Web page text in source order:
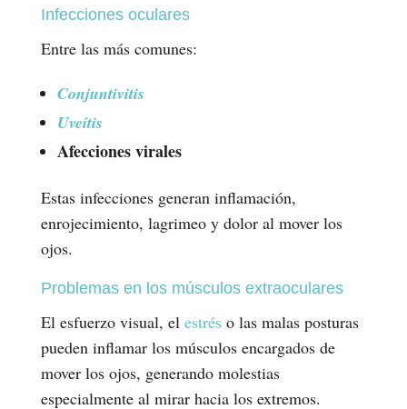
Infecciones oculares
Entre las más comunes:
Conjuntivitis
Uveítis
Afecciones virales
Estas infecciones generan inflamación,
enrojecimiento, lagrimeo y dolor al mover los
ojos.
Problemas en los músculos extraoculares
El esfuerzo visual, el estréso las malas posturas
pueden inflamar los músculos encargados de
mover los ojos, generando molestias
especialmente al mirar hacia los extremos.